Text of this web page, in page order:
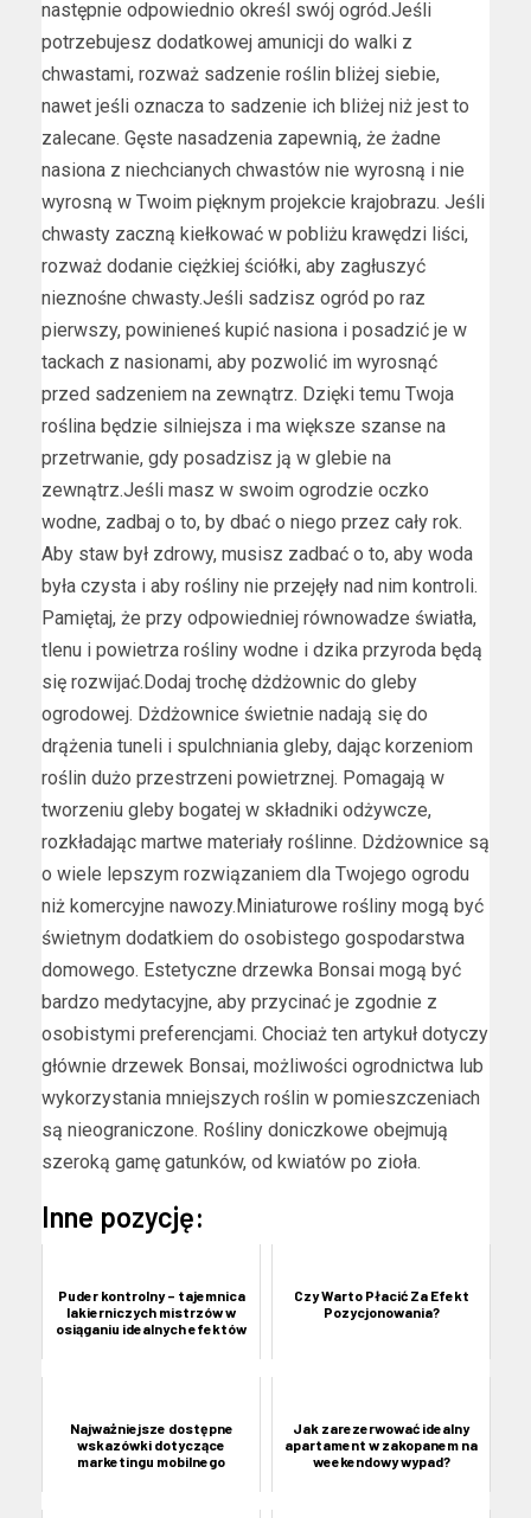
następnie odpowiednio określ swój ogród.Jeśli
potrzebujesz dodatkowej amunicji do walki z
chwastami, rozważ sadzenie roślin bliżej siebie,
nawet jeśli oznacza to sadzenie ich bliżej niż jest to
zalecane. Gęste nasadzenia zapewnią, że żadne
nasiona z niechcianych chwastów nie wyrosną i nie
wyrosną w Twoim pięknym projekcie krajobrazu. Jeśli
chwasty zaczną kiełkować w pobliżu krawędzi liści,
rozważ dodanie ciężkiej ściółki, aby zagłuszyć
nieznośne chwasty.Jeśli sadzisz ogród po raz
pierwszy, powinieneś kupić nasiona i posadzić je w
tackach z nasionami, aby pozwolić im wyrosnąć
przed sadzeniem na zewnątrz. Dzięki temu Twoja
roślina będzie silniejsza i ma większe szanse na
przetrwanie, gdy posadzisz ją w glebie na
zewnątrz.Jeśli masz w swoim ogrodzie oczko
wodne, zadbaj o to, by dbać o niego przez cały rok.
Aby staw był zdrowy, musisz zadbać o to, aby woda
była czysta i aby rośliny nie przejęły nad nim kontroli.
Pamiętaj, że przy odpowiedniej równowadze światła,
tlenu i powietrza rośliny wodne i dzika przyroda będą
się rozwijać.Dodaj trochę dżdżownic do gleby
ogrodowej. Dżdżownice świetnie nadają się do
drążenia tuneli i spulchniania gleby, dając korzeniom
roślin dużo przestrzeni powietrznej. Pomagają w
tworzeniu gleby bogatej w składniki odżywcze,
rozkładając martwe materiały roślinne. Dżdżownice są
o wiele lepszym rozwiązaniem dla Twojego ogrodu
niż komercyjne nawozy.Miniaturowe rośliny mogą być
świetnym dodatkiem do osobistego gospodarstwa
domowego. Estetyczne drzewka Bonsai mogą być
bardzo medytacyjne, aby przycinać je zgodnie z
osobistymi preferencjami. Chociaż ten artykuł dotyczy
głównie drzewek Bonsai, możliwości ogrodnictwa lub
wykorzystania mniejszych roślin w pomieszczeniach
są nieograniczone. Rośliny doniczkowe obejmują
szeroką gamę gatunków, od kwiatów po zioła.
Inne pozycję:
Puder kontrolny – tajemnica
lakierniczych mistrzów w
osiąganiu idealnych efektów
Czy Warto Płacić Za Efekt
Pozycjonowania?
Najważniejsze dostępne
wskazówki dotyczące
marketingu mobilnego
Jak zarezerwować idealny
apartament w zakopanem na
weekendowy wypad?